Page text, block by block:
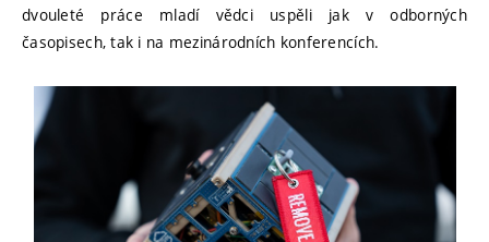
dvouleté práce mladí vědci uspěli jak v odborných
časopisech, tak i na mezinárodních konferencích.